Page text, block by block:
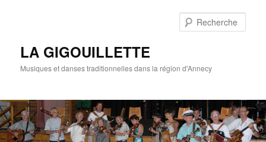
LA GIGOUILLETTE
Musiques et danses traditionnelles dans la région d'Annecy